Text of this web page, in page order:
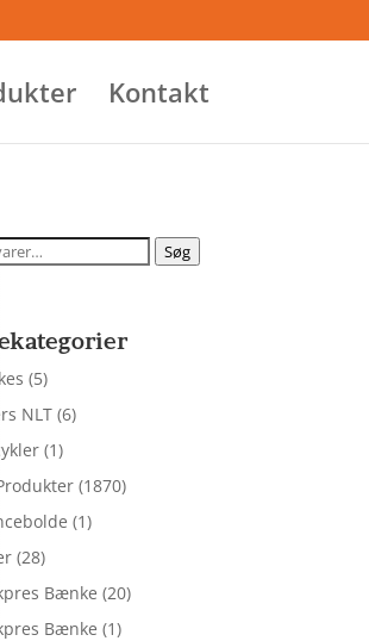
Kontakt
Søg
(5)
NLT (6)
(1)
(1870)
(1)
(28)
Bænke (20)
Bænke (1)